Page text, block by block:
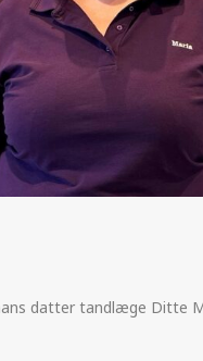
datter tandlæge Ditte